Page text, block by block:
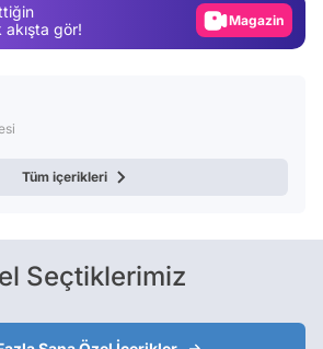
gör!
Video
Tüm içerikleri
Seçtiklerimiz